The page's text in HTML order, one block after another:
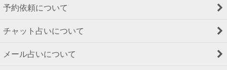
予約依頼について
チャット占いについて
メール占いについて